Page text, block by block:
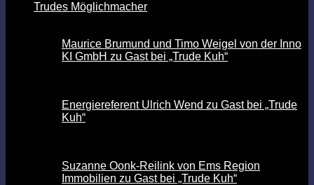
Trudes Möglichmacher
Maurice Brumund und Timo Weigel von der Inno
KI GmbH zu Gast bei „Trude Kuh“
Energiereferent Ulrich Wend zu Gast bei „Trude
Kuh“
Suzanne Oonk-Reilink von Ems Region
Immobilien zu Gast bei „Trude Kuh“